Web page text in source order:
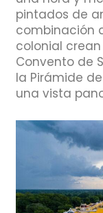
pintados de
combinación
colonial
Convento de
la Pirámide
una vista